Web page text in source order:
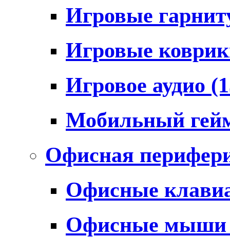
Игровые
Игровые
Игровое аудио
Мобильный
Офисная
Офисные
Офисные